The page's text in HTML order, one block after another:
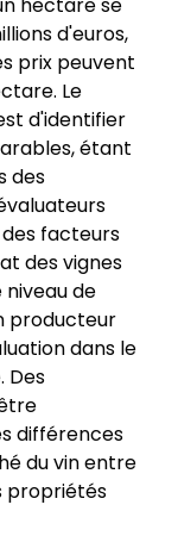
d'euros,
prix peuvent
Le
d'identifier
étant
des
facteurs
des vignes
de
producteur
dans le
Des
différences
du vin entre
propriétés